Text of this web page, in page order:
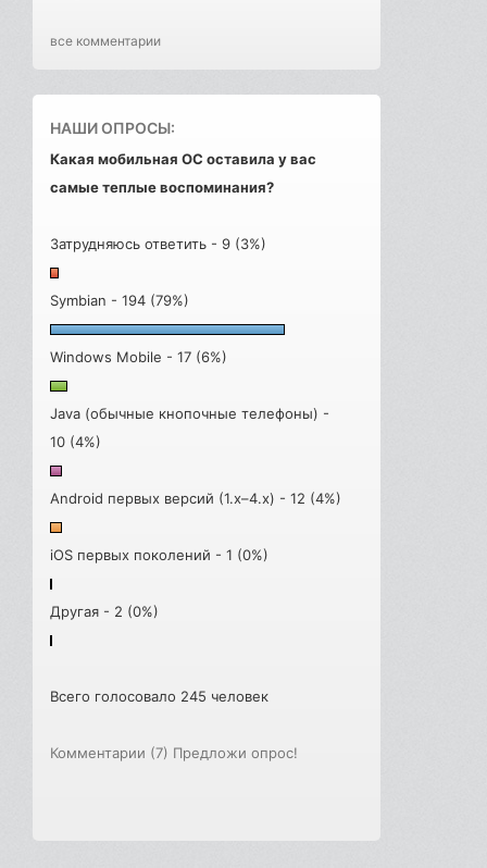
все комментарии
НАШИ ОПРОСЫ:
Какая мобильная ОС оставила у вас
самые теплые воспоминания?
Затрудняюсь ответить - 9 (3%)
Symbian - 194 (79%)
Windows Mobile - 17 (6%)
Java (обычные кнопочные телефоны) -
10 (4%)
Android первых версий (1.x–4.x) - 12 (4%)
iOS первых поколений - 1 (0%)
Другая - 2 (0%)
Всего голосовало 245 человек
Комментарии (7) Предложи опрос!